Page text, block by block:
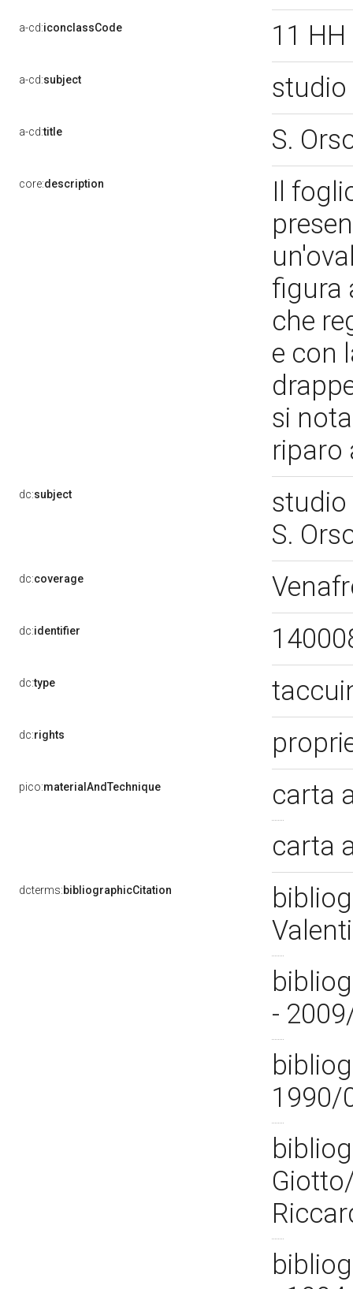
a-cd:iconclassCode 11
a-cd:subject studio
a-cd:title S.
core:description
Il
figura
che
e con
si
riparo
dc:subject
studio
S.
dc:coverage
dc:identifier
dc:type
dc:rights
pico:materialAndTechnique
carta
carta
dcterms:bibliographicCitation
-